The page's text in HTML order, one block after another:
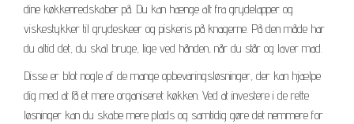
dine køkkenredskaber på. Du kan hænge alt fra grydelapper og
viskestykker til grydeskeer og piskeris på knagerne. På den måde har
du altid det, du skal bruge, lige ved hånden, når du står og laver mad.
Disse er blot nogle af de mange opbevaringsløsninger, der kan hjælpe
dig med at få et mere organiseret køkken. Ved at investere i de rette
løsninger kan du skabe mere plads og samtidig gøre det nemmere for